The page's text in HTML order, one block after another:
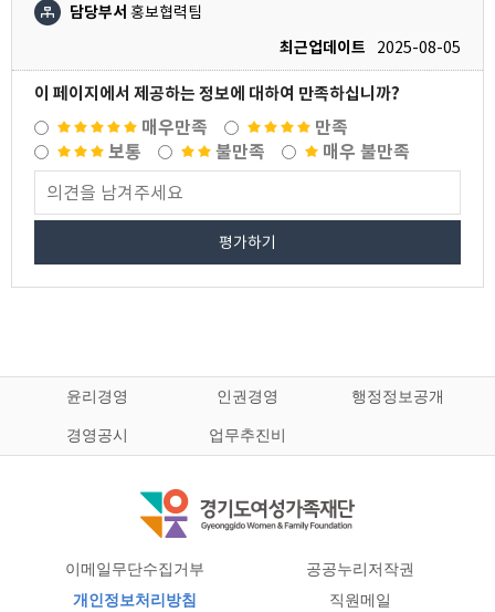
담당부서 홍보협력팀
최근업데이트
2025-08-05
이 페이지에서 제공하는 정보에 대하여 만족하십니까?
매우만족
만족
보통
불만족 매우 불만족
평가하기
윤리경영 인권경영 행정정보공개
경영공시 업무추진비
이메일무단수집거부
공공누리저작권
개인정보처리방침
직원메일